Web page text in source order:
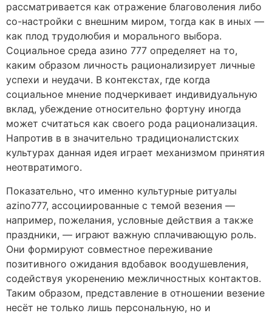
рассматривается как отражение благоволения либо
со-настройки с внешним миром, тогда как в иных —
как плод трудолюбия и морального выбора.
Социальное среда азино 777 определяет на то,
каким образом личность рационализирует личные
успехи и неудачи. В контекстах, где когда
социальное мнение подчеркивает индивидуальную
вклад, убеждение относительно фортуну иногда
может считаться как своего рода рационализация.
Напротив в в значительно традиционалистских
культурах данная идея играет механизмом принятия
неотвратимого.
Показательно, что именно культурные ритуалы
azino777, ассоциированные с темой везения —
например, пожелания, условные действия а также
праздники, — играют важную сплачивающую роль.
Они формируют совместное переживание
позитивного ожидания вдобавок воодушевления,
содействуя укоренению межличностных контактов.
Таким образом, представление в отношении везение
несёт не только лишь персональную, но и